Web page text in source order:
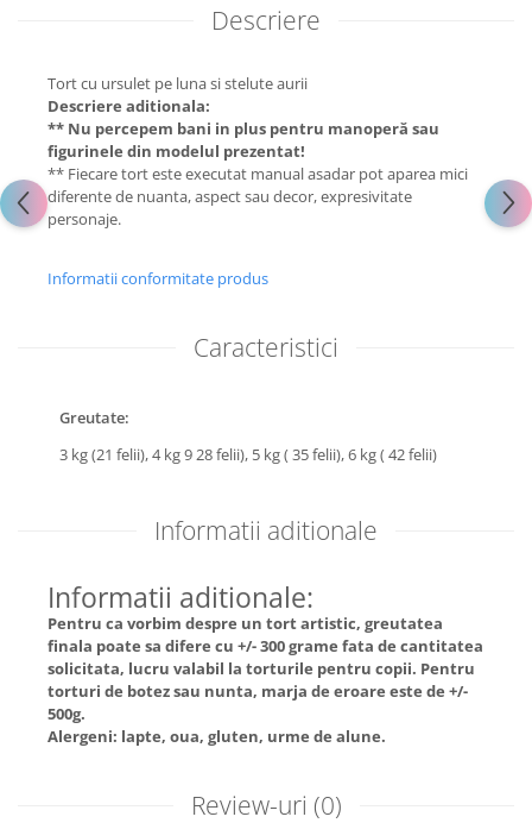
Descriere
Tort cu ursulet pe luna si stelute aurii
Descriere aditionala:
** Nu percepem bani in plus pentru manoperă sau
figurinele din modelul prezentat!
** Fiecare tort este executat manual asadar pot aparea mici
diferente de nuanta, aspect sau decor, expresivitate
personaje.
Informatii conformitate produs
Caracteristici
Greutate:
3 kg (21 felii),4 kg 9 28 felii), 5 kg ( 35 felii),6 kg ( 42 felii)
Informatii aditionale
Informatii aditionale:
Pentru ca vorbim despre un tort artistic, greutatea
finala poate sa difere cu +/- 300 grame fata de cantitatea
solicitata, lucru valabil la torturile pentru copii. Pentru
torturi de botez sau nunta, marja de eroare este de +/-
500g.
Alergeni: lapte, oua, gluten, urme de alune.
Review-uri (0)